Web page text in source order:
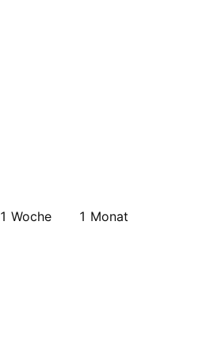
1 Woche 1 Monat